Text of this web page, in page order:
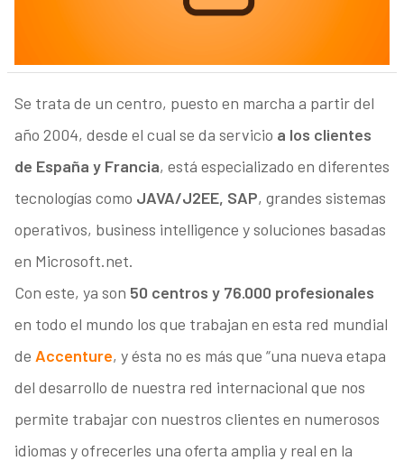
Se trata de un centro, puesto en marcha a partir del
año 2004, desde el cual se da servicio a los clientes
de España y Francia, está especializado en diferentes
tecnologías como JAVA/J2EE, SAP, grandes sistemas
operativos, business intelligence y soluciones basadas
en Microsoft.net.
Con este, ya son 50 centros y 76.000 profesionales
en todo el mundo los que trabajan en esta red mundial
de Accenture, y ésta no es más que “una nueva etapa
del desarrollo de nuestra red internacional que nos
permite trabajar con nuestros clientes en numerosos
idiomas y ofrecerles una oferta amplia y real en la